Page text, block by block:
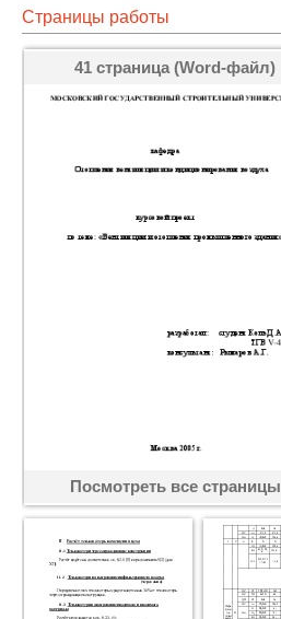
Страницы работы
41 страница (Word-файл)
Посмотреть все страницы